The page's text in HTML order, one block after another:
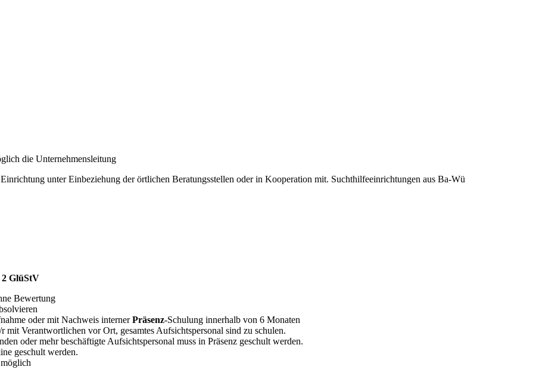
die Unternehmensleitung
unter Einbeziehung der örtlichen Beratungsstellen oder in Kooperation mit. Suchthilfeeinrichtungen aus Ba-Wü
2 GlüStV
Bewertung
oder mit Nachweis internerPräsenz-Schulung innerhalb von 6 Monaten
Verantwortlichen vor Ort, gesamtes Aufsichtspersonal sind zu schulen.
oder mehr beschäftigte Aufsichtspersonal muss in Präsenz geschult werden.
geschult werden.